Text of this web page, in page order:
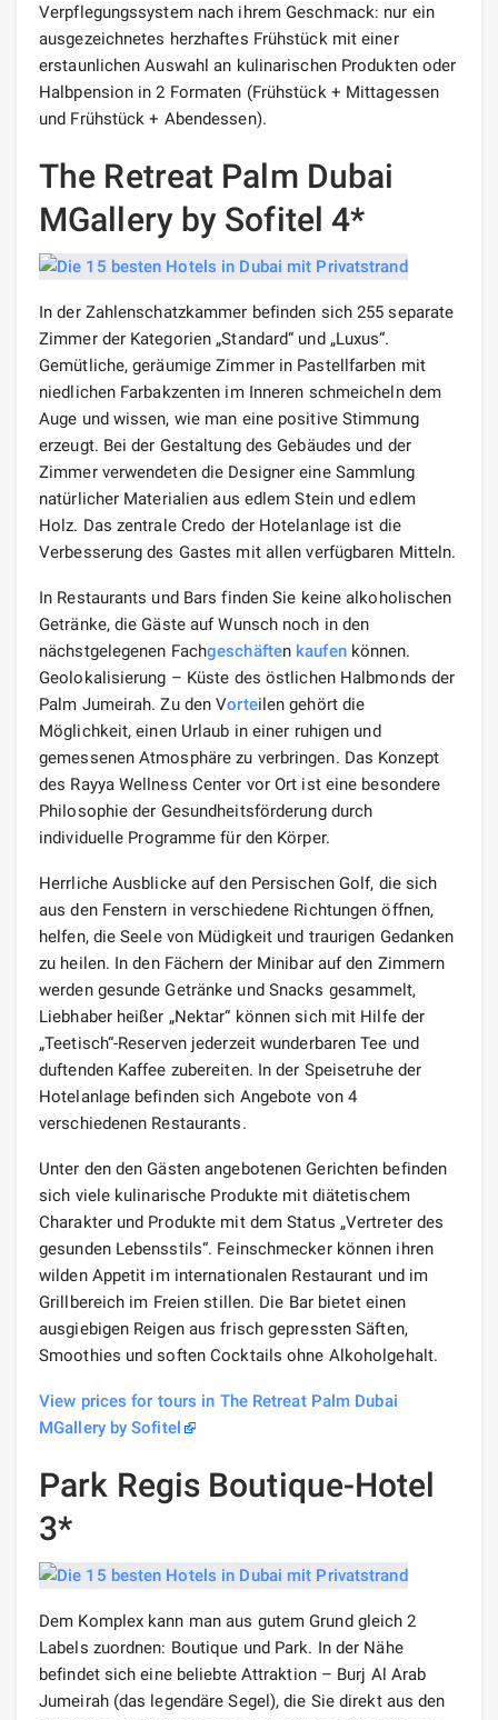
Verpflegungssystem nach ihrem Geschmack: nur ein
ausgezeichnetes herzhaftes Frühstück mit einer
erstaunlichen Auswahl an kulinarischen Produkten oder
Halbpension in 2 Formaten (Frühstück + Mittagessen
und Frühstück + Abendessen).
The Retreat Palm Dubai
MGallery by Sofitel 4*
In der Zahlenschatzkammer befinden sich 255 separate
Zimmer der Kategorien „Standard“ und „Luxus“.
Gemütliche, geräumige Zimmer in Pastellfarben mit
niedlichen Farbakzenten im Inneren schmeicheln dem
Auge und wissen, wie man eine positive Stimmung
erzeugt. Bei der Gestaltung des Gebäudes und der
Zimmer verwendeten die Designer eine Sammlung
natürlicher Materialien aus edlem Stein und edlem
Holz. Das zentrale Credo der Hotelanlage ist die
Verbesserung des Gastes mit allen verfügbaren Mitteln.
In Restaurants und Bars finden Sie keine alkoholischen
Getränke, die Gäste auf Wunsch noch in den
nächstgelegenen Fachgeschäften kaufenkönnen.
Geolokalisierung – Küste des östlichen Halbmonds der
Palm Jumeirah. Zu den Vorteilen gehört die
Möglichkeit, einen Urlaub in einer ruhigen und
gemessenen Atmosphäre zu verbringen. Das Konzept
des Rayya Wellness Center vor Ort ist eine besondere
Philosophie der Gesundheitsförderung durch
individuelle Programme für den Körper.
Herrliche Ausblicke auf den Persischen Golf, die sich
aus den Fenstern in verschiedene Richtungen öffnen,
helfen, die Seele von Müdigkeit und traurigen Gedanken
zu heilen. In den Fächern der Minibar auf den Zimmern
werden gesunde Getränke und Snacks gesammelt,
Liebhaber heißer „Nektar“ können sich mit Hilfe der
„Teetisch“-Reserven jederzeit wunderbaren Tee und
duftenden Kaffee zubereiten. In der Speisetruhe der
Hotelanlage befinden sich Angebote von 4
verschiedenen Restaurants.
Unter den den Gästen angebotenen Gerichten befinden
sich viele kulinarische Produkte mit diätetischem
Charakter und Produkte mit dem Status „Vertreter des
gesunden Lebensstils“. Feinschmecker können ihren
wilden Appetit im internationalen Restaurant und im
Grillbereich im Freien stillen. Die Bar bietet einen
ausgiebigen Reigen aus frisch gepressten Säften,
Smoothies und soften Cocktails ohne Alkoholgehalt.
View prices for tours in The Retreat Palm Dubai
MGallery by Sofitel
Park Regis Boutique-Hotel
3*
Dem Komplex kann man aus gutem Grund gleich 2
Labels zuordnen: Boutique und Park. In der Nähe
befindet sich eine beliebte Attraktion – Burj Al Arab
Jumeirah (das legendäre Segel), die Sie direkt aus den